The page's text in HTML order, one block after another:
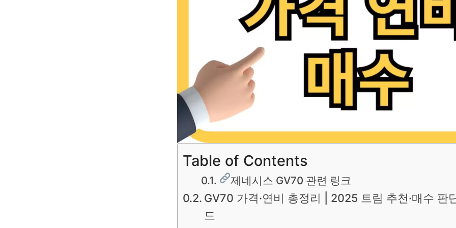
Table of Contents
제네시스 GV70 관련 링크
GV70 가격·연비 총정리 | 2025 트림 추천·매수 판
드